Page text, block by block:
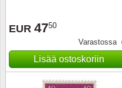
EUR 4750
Varastossa
Lisää ostoskoriin